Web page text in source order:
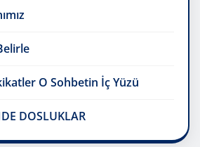
O Sohbetin İç Yüzü
DOSLUKLAR